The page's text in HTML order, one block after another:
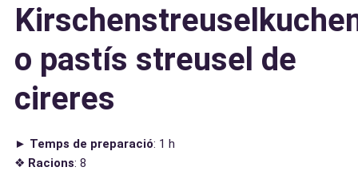
o pastís streusel de
cireres
► Temps de preparació: 1 h
❖ Racions: 8